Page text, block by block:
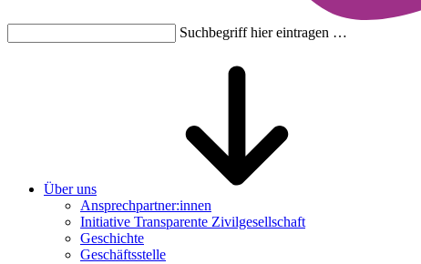
Suchbegriff hier eintragen …
Über uns
Ansprechpartner:innen
Initiative Transparente Zivilgesellschaft
Geschichte
Geschäftsstelle